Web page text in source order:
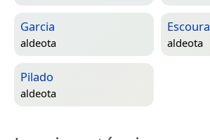
Garcia
aldeota
Escoura
aldeota
Pilado
aldeota